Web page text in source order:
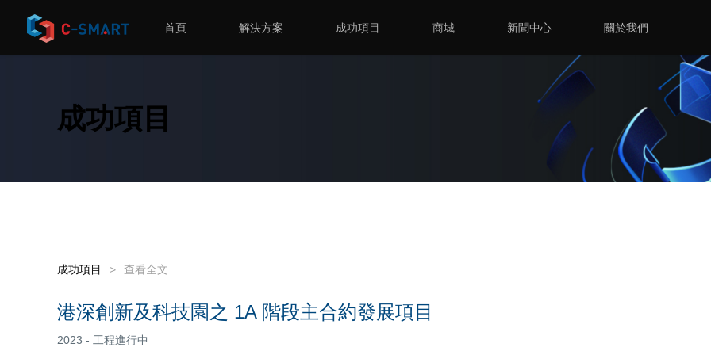
首頁 解決方案 成功項目 商城 新聞中心 關於我們
成功項目
成功項目 > 查看全文
港深創新及科技園之 1A 階段主合約發展項目
2023 - 工程進行中